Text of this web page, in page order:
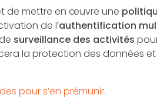
de mettre en œuvre une
de l’authentification
surveillance des activités
la protection des données
pour s’en prémunir.